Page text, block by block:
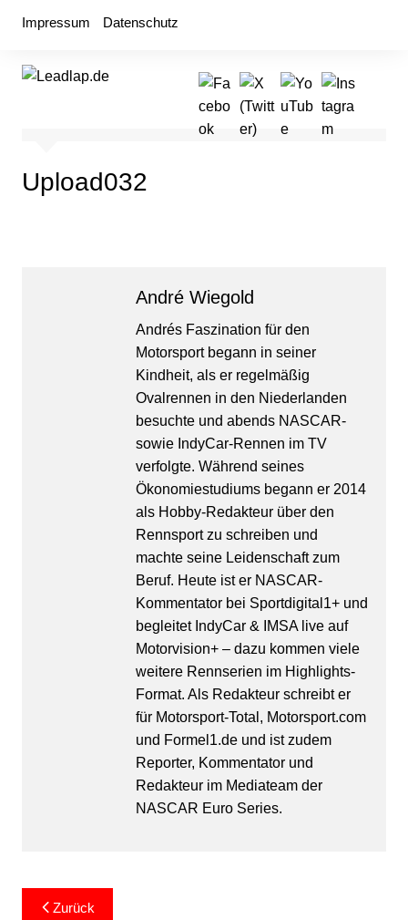
Impressum Datenschutz
Upload032
André Wiegold
Andrés Faszination für den
Motorsport begann in seiner
Kindheit, als er regelmäßig
Ovalrennen in den Niederlanden
besuchte und abends NASCAR-
sowie IndyCar-Rennen im TV
verfolgte. Während seines
Ökonomiestudiums begann er 2014
als Hobby-Redakteur über den
Rennsport zu schreiben und
machte seine Leidenschaft zum
Beruf. Heute ist er NASCAR-
Kommentator bei Sportdigital1+ und
begleitet IndyCar & IMSA live auf
Motorvision+ – dazu kommen viele
weitere Rennserien im Highlights-
Format. Als Redakteur schreibt er
für Motorsport-Total, Motorsport.com
und Formel1.de und ist zudem
Reporter, Kommentator und
Redakteur im Mediateam der
NASCAR Euro Series.
Beitragsnavigation
Zurück